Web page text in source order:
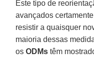
Este tipo de
avançados
resistir a quaisquer
maioria dessas
osODMstêm